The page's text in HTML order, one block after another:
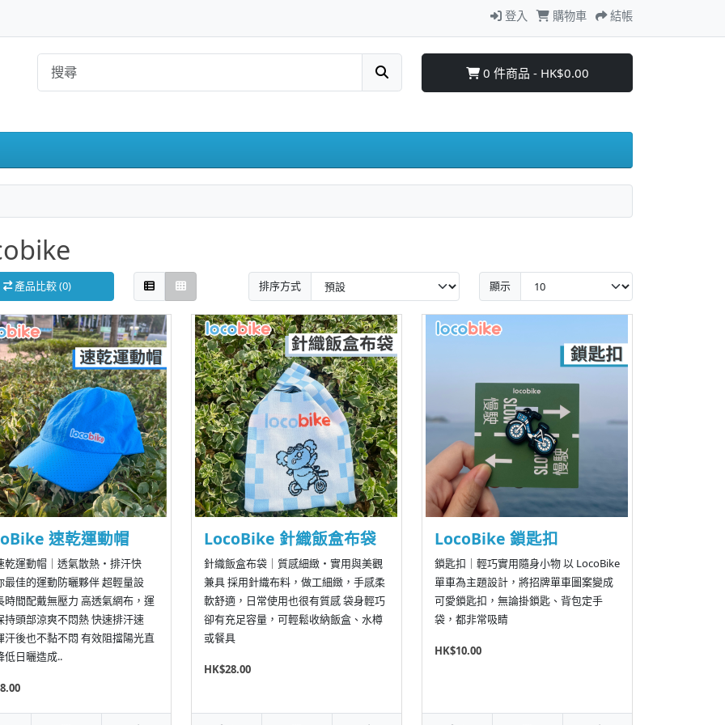
登入 購物車 結帳
0 件商品 - HK$0.00
產品比較 (0) 排序方式 顯示
速乾運動帽
乾運動帽｜透氣散熱・排汗快
最佳的運動防曬夥伴 超輕量設
時間配戴無壓力 高透氣網布，運
持頭部涼爽不悶熱 快速排汗速
汗後也不黏不悶 有效阻擋陽光直
低日曬造成..
LocoBike 針織飯盒布袋
針織飯盒布袋｜質感細緻・實用與美觀
兼具 採用針織布料，做工細緻，手感柔
軟舒適，日常使用也很有質感 袋身輕巧
卻有充足容量，可輕鬆收納飯盒、水樽
或餐具
HK$28.00
LocoBike 鎖匙扣
鎖匙扣｜輕巧實用隨身小物 以 LocoBike
單車為主題設計，將招牌單車圖案變成
可愛鎖匙扣，無論掛鎖匙、背包定手
袋，都非常吸睛
HK$10.00